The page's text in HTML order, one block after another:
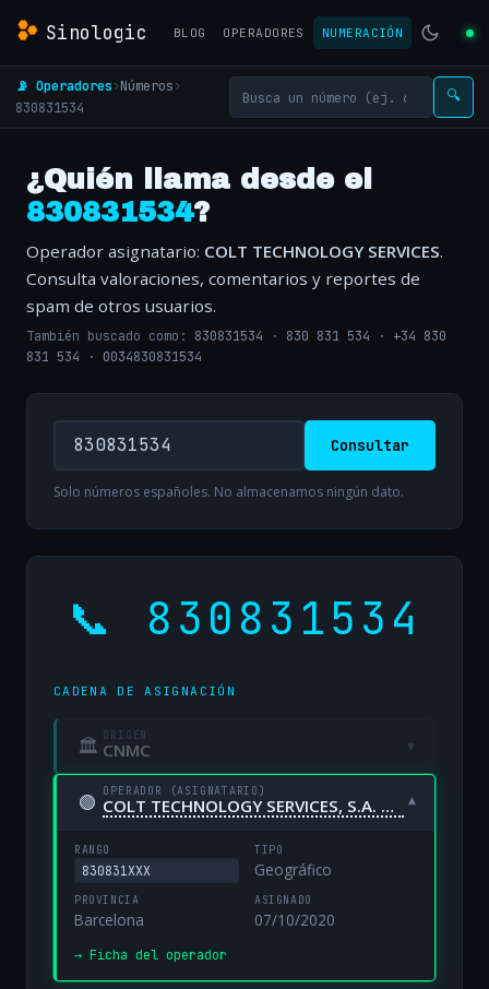
Sinologic BLOG OPERADORES NUMERACIÓN
📡 Operadores›Números›
830831534
🔍
¿Quién llama desde el
830831534?
Operador asignatario: COLT TECHNOLOGY SERVICES.
Consulta valoraciones, comentarios y reportes de
spam de otros usuarios.
También buscado como: 830831534 · 830 831 534 · +34 830
831 534 · 0034830831534
Consultar
Solo números españoles. No almacenamos ningún dato.
📞 830831534
CADENA DE ASIGNACIÓN
🏛 ORIGEN
CNMC ▾
🟢 OPERADOR (ASIGNATARIO)
COLT TECHNOLOGY SERVICES, S.A. UNIPERSONAL ▾
RANGO
830831XXX
TIPO
Geográfico
PROVINCIA
Barcelona
ASIGNADO
07/10/2020
→ Ficha del operador